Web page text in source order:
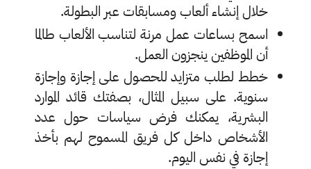
خلال إنشاء ألعاب ومسابقات عبر البطولة.
اسمح بساعات عمل مرنة لتناسب الألعاب طالما
أن الموظفين ينجزون العمل.
خطط لطلب متزايد للحصول على إجازة وإجازة
سنوية. على سبيل المثال، بصفتك قائد الموارد
البشرية، يمكنك فرض سياسات حول عدد
الأشخاص داخل كل فريق المسموح لهم بأخذ
إجازة في نفس اليوم.